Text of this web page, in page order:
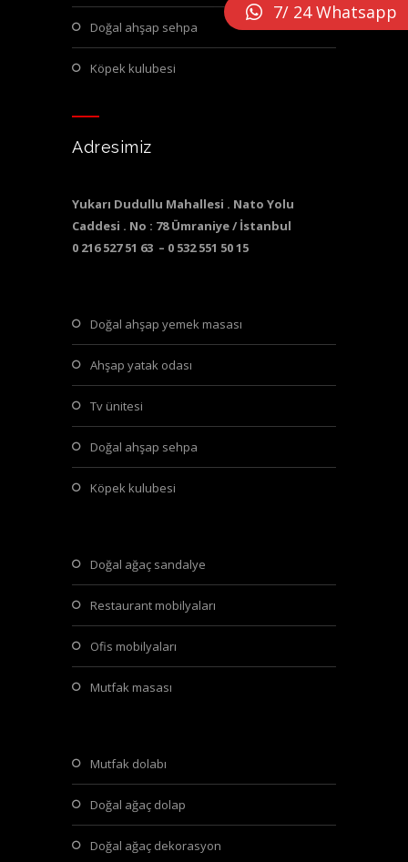
doğal ahşap sehpa
köpek kulubesi
Adresimiz
Yukarı Dudullu Mahallesi . Nato Yolu
Caddesi . No : 78 Ümraniye / İstanbul
0 216 527 51 63 – 0 532 551 50 15
doğal ahşap yemek masası
ahşap yatak odası
tv ünitesi
doğal ahşap sehpa
köpek kulubesi
doğal ağaç sandalye
restaurant mobilyaları
ofis mobilyaları
mutfak masası
mutfak dolabı
doğal ağaç dolap
doğal ağaç dekorasyon
7/ 24 Whatsapp